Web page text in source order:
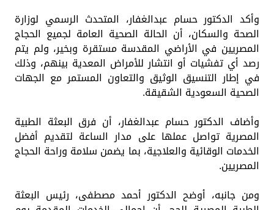
وأكد الدكتور حسام عبدالغفار، المتحدث الرسمي لوزارة
الصحة والسكان، أن الحالة الصحية العامة لجميع الحجاج
المصريين في الأراضي المقدسة مستقرة وبخير، ولم يتم
رصد أي تفشيات أو انتشار للأمراض المعدية بينهم، وذلك
في إطار التنسيق الوثيق والتعاون المستمر مع الجهات
الصحية السعودية الشقيقة.
وأضاف الدكتور حسام عبدالغفار، أن فرق البعثة الطبية
المصرية تواصل عملها على مدار الساعة لتقديم أفضل
الخدمات الوقائية والعلاجية، بما يضمن سلامة وراحة الحجاج
المصريين.
ومن جانبه، أوضح الدكتور أحمد مصطفى، رئيس البعثة